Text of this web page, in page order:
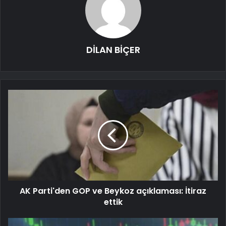
DİLAN BİÇER
AK Parti'den GOP ve Beykoz açıklaması: İtiraz
ettik